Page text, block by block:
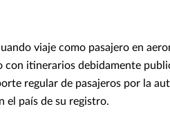
viaje como pasajero en
con itinerarios debidamente
regular de pasajeros por la
el país de su registro.